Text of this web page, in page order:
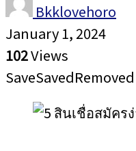
Bkklovehoro
January 1, 2024
102Views
SaveSavedRemoved